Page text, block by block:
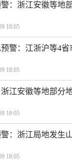
：浙江安徽等地
18:05
警：江浙沪等4
18:05
江安徽等地部分
18:05
：浙江局地发生
18:05